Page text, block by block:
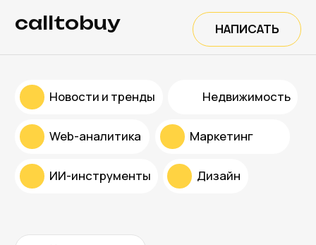
НАПИСАТЬ
calltobuy
Дизайн
Web-аналитика Маркетинг
ИИ-инструменты
Новости и тренды